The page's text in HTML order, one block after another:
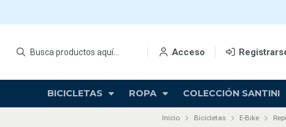
Acceso
BICICLETAS ROPA COLECCIÓN SANTINI
Inicio Bicicletas E-Bike